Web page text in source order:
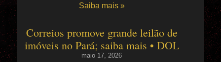
Saiba mais »
Correios promove grande leilão de
imóveis no Pará; saiba mais • DOL
maio 17, 2026